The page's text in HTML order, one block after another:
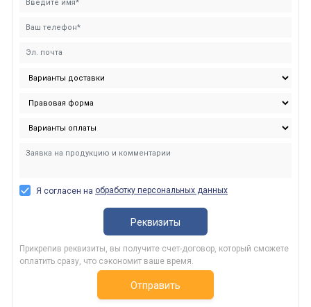
Я согласен на обработку персональных данных
Реквизиты
Прикрепив реквизиты, вы получите счет-договор, который сможете
оплатить сразу, что сэкономит ваше время.
Отправить